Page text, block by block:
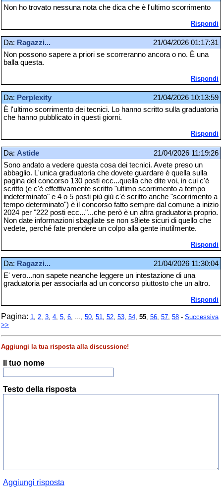
Non ho trovato nessuna nota che dica che è l'ultimo scorrimento
Rispondi
Da: Ragazzi...
21/04/2026 01:17:31
Non possono sapere a priori se scorreranno ancora o no. È una
balla questa.
Rispondi
Da: Perplexity
21/04/2026 10:13:59
È l'ultimo scorrimento dei tecnici. Lo hanno scritto sulla graduatoria
che hanno pubblicato in questi giorni.
Rispondi
Da: Astide
21/04/2026 11:19:26
Sono andato a vedere questa cosa dei tecnici. Avete preso un
abbaglio. L'unica graduatoria che dovete guardare è quella sulla
pagina del concorso 130 posti ecc...quella che dite voi, in cui c'è
scritto (e c'è effettivamente scritto "ultimo scorrimento a tempo
indeterminato" e 4 o 5 posti più giù c'è scritto anche "scorrimento a
tempo determinato") è il concorso fatto sempre dal comune a inizio
2024 per "222 posti ecc..."...che però è un altra graduatoria proprio.
Non date informazioni sbagliate se non s8iete sicuri di quello che
vedete, perché fate prendere un colpo alla gente inutilmente.
Rispondi
Da: Ragazzi...
21/04/2026 11:30:04
E' vero...non sapete neanche leggere un intestazione di una
graduatoria per associarla ad un concorso piuttosto che un altro.
Rispondi
Pagina: 1, 2, 3, 4, 5, 6, ..., 50, 51, 52, 53, 54, 55, 56, 57, 58 - Successiva
>>
Aggiungi la tua risposta alla discussione!
Il tuo nome
Testo della risposta
Aggiungi risposta